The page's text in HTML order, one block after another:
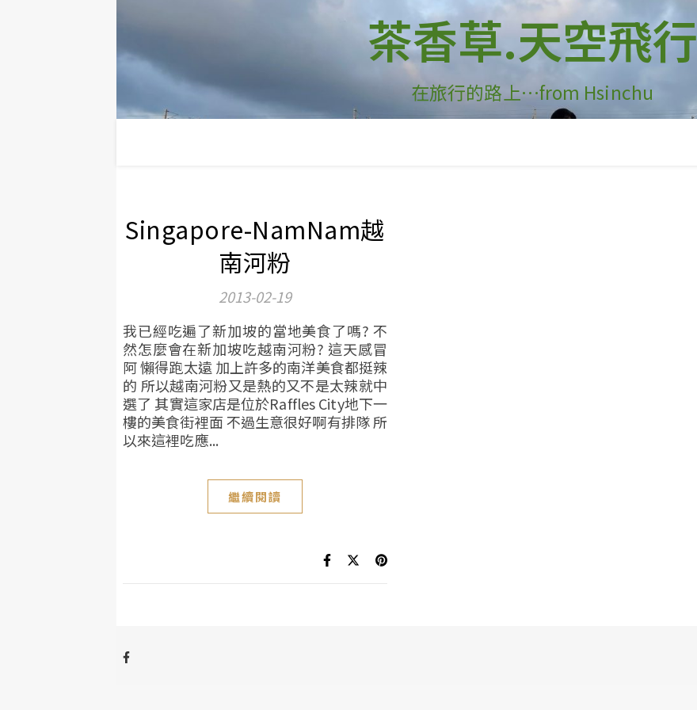
茶香草.天空飛行
在旅行的路上…from Hsinchu
Singapore-NamNam越
南河粉
2013-02-19
我已經吃遍了新加坡的當地美食了嗎? 不
然怎麼會在新加坡吃越南河粉? 這天感冒
阿 懶得跑太遠 加上許多的南洋美食都挺辣
的 所以越南河粉又是熱的又不是太辣就中
選了 其實這家店是位於Raffles City地下一
樓的美食街裡面 不過生意很好啊有排隊 所
以來這裡吃應...
繼續閱讀